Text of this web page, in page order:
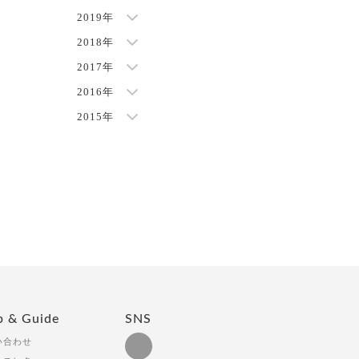
2019年
2018年
2017年
2016年
2015年
& Guide
合わせ
SNS